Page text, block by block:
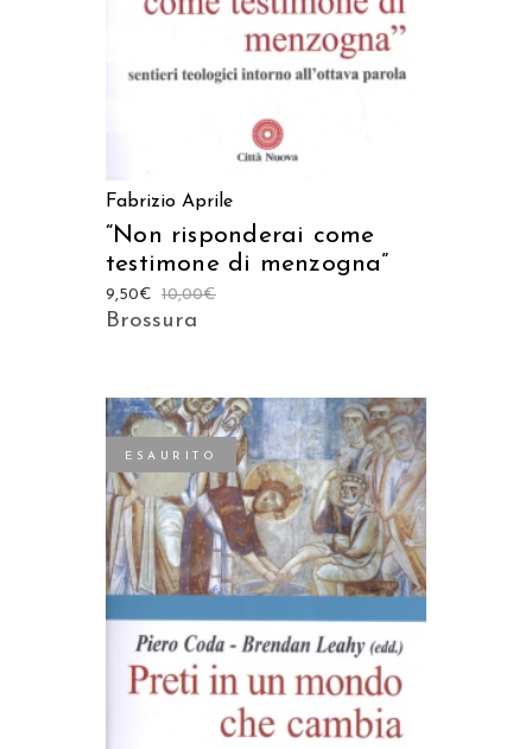
Fabrizio Aprile
“Non risponderai come
testimone di menzogna”
10,00€
9,50€
Brossura
ESAURITO
LEGGI TUTTO